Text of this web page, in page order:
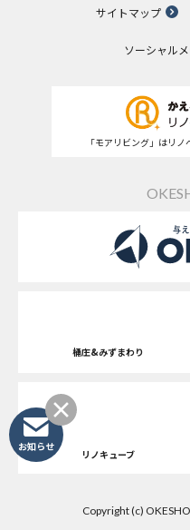
サイトマップ
ソーシャル
「モアリビング」はリ
桶庄&みずまわり
リノキューブ
Copyright (c)
お知らせ